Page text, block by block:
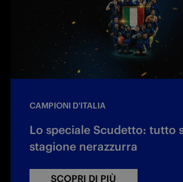
CAMPIONI D'ITALIA
Lo speciale Scudetto: tutto
stagione nerazzurra
SCOPRI DI PIÙ